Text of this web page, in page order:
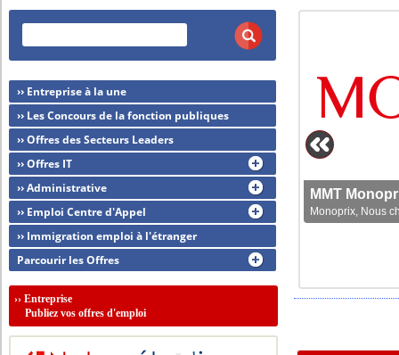
MMT
Monoprix, Nous
›› Entreprise à la une
›› Les Concours de la fonction publiques
›› Offres des Secteurs Leaders
›› Offres IT
›› Administrative
›› Emploi Centre d'Appel
›› Immigration emploi à l'étranger
Parcourir les Offres
››Entreprise
Publiez vos offres d'emploi